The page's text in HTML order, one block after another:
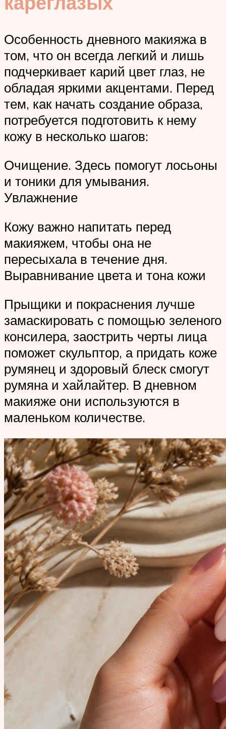
Особенность дневного макияжа в
том, что он всегда легкий и лишь
подчеркивает карий цвет глаз, не
обладая яркими акцентами. Перед
тем, как начать создание образа,
потребуется подготовить к нему
кожу в несколько шагов:
Очищение. Здесь помогут лосьоны
и тоники для умывания.
Увлажнение
Кожу важно напитать перед
макияжем, чтобы она не
пересыхала в течение дня.
Выравнивание цвета и тона кожи
Прыщики и покраснения лучше
замаскировать с помощью зеленого
консилера, заострить черты лица
поможет скульптор, а придать коже
румянец и здоровый блеск смогут
румяна и хайлайтер. В дневном
макияже они используются в
маленьком количестве.